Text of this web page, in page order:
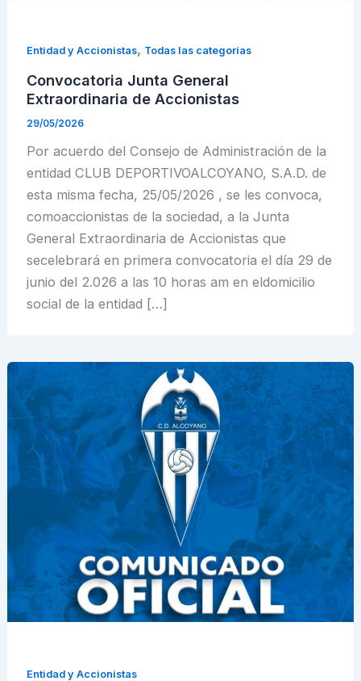
Entidad y Accionistas, Todas las categorías
Convocatoria Junta General
Extraordinaria de Accionistas
29/05/2026
Por acuerdo del Consejo de Administración de la
entidad CLUB DEPORTIVOALCOYANO, S.A.D. de
esta misma fecha, 25/05/2026 , se les convoca,
comoaccionistas de la sociedad, a la Junta
General Extraordinaria de Accionistas que
secelebrará en primera convocatoria el día 29 de
junio del 2.026 a las 10 horas am en eldomicilio
social de la entidad […]
Entidad y Accionistas